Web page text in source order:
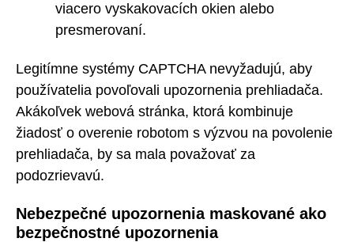
viacero vyskakovacích okien alebo
presmerovaní.
Legitímne systémy CAPTCHA nevyžadujú, aby
používatelia povoľovali upozornenia prehliadača.
Akákoľvek webová stránka, ktorá kombinuje
žiadosť o overenie robotom s výzvou na povolenie
prehliadača, by sa mala považovať za
podozrievavú.
Nebezpečné upozornenia maskované ako
bezpečnostné upozornenia